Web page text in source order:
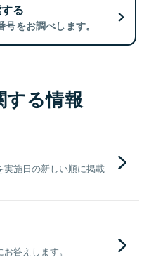
る
をお調べします。
する情報
施日の新しい順に掲載
答えします。